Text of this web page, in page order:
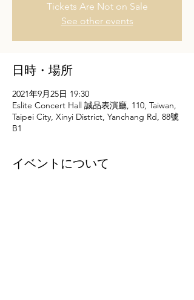
Tickets Are Not on Sale
See other events
日時・場所
2021年9月25日 19:30
Eslite Concert Hall 誠品表演廳, 110, Taiwan,
Taipei City, Xinyi District, Yanchang Rd, 88號
B1
イベントについて